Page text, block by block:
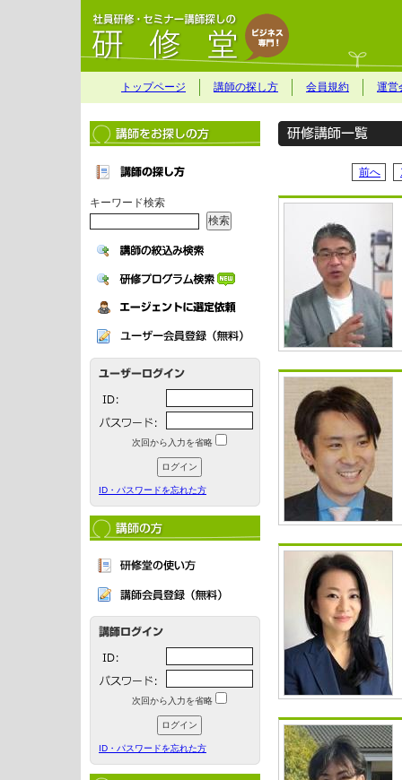
トップページ 講師の探し方 会員規約 運営
キーワード検索
次回から入力を省略
ID・パスワードを忘れた方
次回から入力を省略
ID・パスワードを忘れた方
前へ